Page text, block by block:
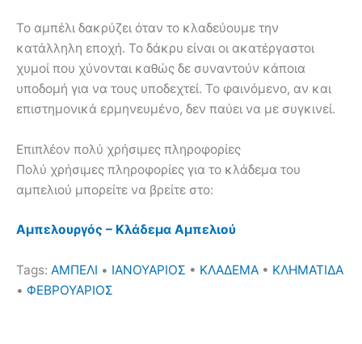
Το αμπέλι δακρύζει όταν το κλαδεύουμε την
κατάλληλη εποχή. Το δάκρυ είναι οι ακατέργαστοι
χυμοί που χύνονται καθώς δε συναντούν κάποια
υποδομή για να τους υποδεχτεί. Το φαινόμενο, αν και
επιστημονικά ερμηνευμένο, δεν παύει να με συγκινεί.
Επιπλέον πολύ χρήσιμες πληροφορίες
Πολύ χρήσιμες πληροφορίες για το κλάδεμα του
αμπελιού μπορείτε να βρείτε στο:
Αμπελουργός – Κλάδεμα Αμπελιού
Tags: ΑΜΠΕΛΙ • ΙΑΝΟΥΑΡΙΟΣ • ΚΛΑΔΕΜΑ • ΚΛΗΜΑΤΙΔΑ
• ΦΕΒΡΟΥΑΡΙΟΣ